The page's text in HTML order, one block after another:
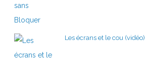
Les écrans et le cou (vidéo)